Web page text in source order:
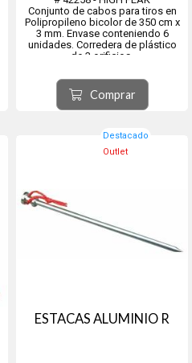
Conjunto de cabos para tiros en
Polipropileno bicolor de 350 cm x
3 mm. Envase conteniendo 6
unidades. Corredera de plástico
de 3 orificios.
Comprar
Destacado
Outlet
ESTACAS ALUMINIO R